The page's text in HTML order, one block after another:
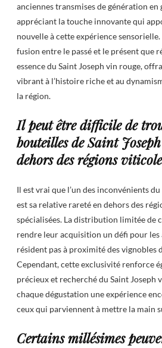
anciennes transmises de génération
appréciant la touche innovante qui
nouvelle à cette expérience sensorielle.
fusion entre le passé et le présent que
essence du Saint Joseph vin rouge,
vibrant à l’histoire riche et au
la région.
Il peut être difficile de
bouteilles de Saint
dehors des régions
Il est vrai que l’un des inconvénients
est sa relative rareté en dehors des
spécialisées. La distribution limitée de
rendre leur acquisition un défi pour les
résident pas à proximité des vignobles
Cependant, cette exclusivité renforce
précieux et recherché du Saint Joseph
chaque dégustation une expérience
ceux qui parviennent à mettre la main
Certains millésimes